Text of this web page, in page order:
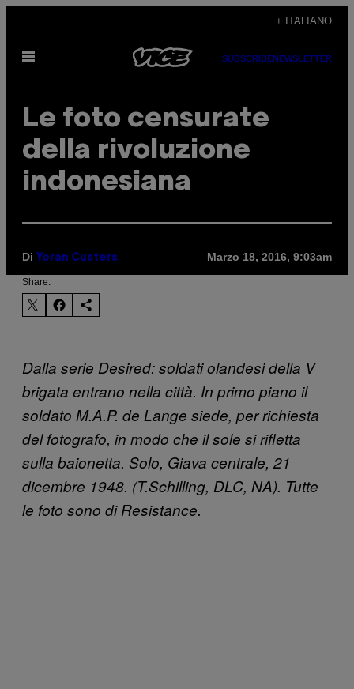
contenuto
+ ITALIANO
Apri
SUBSCRIBENEWSLETTER
Le foto censurate
della rivoluzione
indonesiana
Di Yoran Custers Marzo 18, 2016, 9:03am
Share:
Dalla serie Desired: soldati olandesi della V
brigata entrano nella città. In primo piano il
soldato M.A.P. de Lange siede, per richiesta
del fotografo, in modo che il sole si rifletta
sulla baionetta. Solo, Giava centrale, 21
dicembre 1948. (T.Schilling, DLC, NA). Tutte
le foto sono di Resistance.